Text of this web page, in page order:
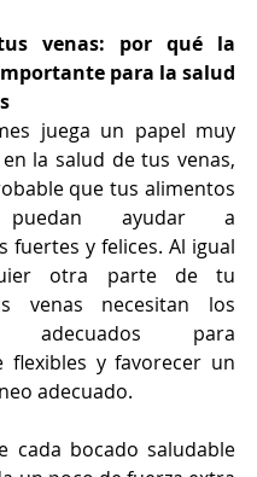
venas: por qué la
para la salud
juega un papel muy
la salud de tus venas,
que tus alimentos
puedan ayudar a
fuertes y felices. Al igual
otra parte de tu
venas necesitan los
adecuados para
flexibles y favorecer un
adecuado.
cada bocado saludable